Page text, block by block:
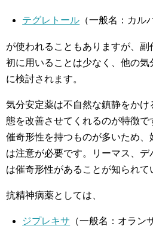
テグレトール （一般名：カル
が使われることもありますが、
初に用いることは少なく、他の
に検討されます。
気分安定薬は不自然な鎮静をか
態を改善させてくれるのが特徴
催奇形性を持つものが多いため
は注意が必要です。リーマス、
は催奇形性があることが知られて
抗精神病薬としては、
ジプレキサ （一般名：オラン